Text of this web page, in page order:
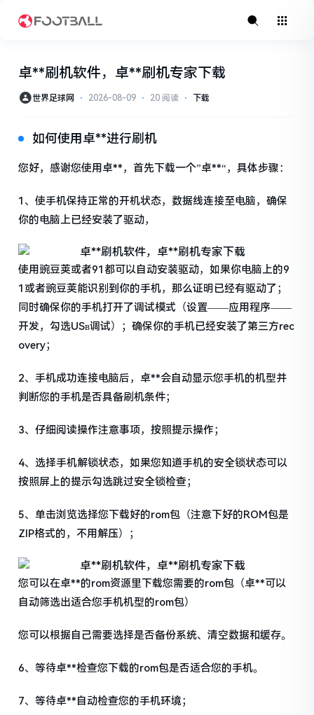
卓**刷机软件，卓**刷机专家下载
世界足球网 ⋅ 2026-08-09 ⋅ 20 阅读 ⋅ 下载
如何使用卓**进行刷机
您好，感谢您使用卓**，首先下载一个”卓**“，具体步骤：
1、使手机保持正常的开机状态，数据线连接至电脑，确保
你的电脑上已经安装了驱动，
使用豌豆荚或者91都可以自动安装驱动，如果你电脑上的9
1或者豌豆荚能识别到你的手机，那么证明已经有驱动了；
同时确保你的手机打开了调试模式（设置——应用程序——
开发，勾选USв调试）；确保你的手机已经安装了第三方rec
overy；
2、手机成功连接电脑后，卓**会自动显示您手机的机型并
判断您的手机是否具备刷机条件；
3、仔细阅读操作注意事项，按照提示操作；
4、选择手机解锁状态，如果您知道手机的安全锁状态可以
按照屏上的提示勾选跳过安全锁检查；
5、单击浏览选择您下载好的rom包（注意下好的ROM包是
ZIP格式的，不用解压）；
您可以在卓**的rom资源里下载您需要的rom包（卓**可以
自动筛选出适合您手机机型的rom包）
您可以根据自己需要选择是否备份系统、清空数据和缓存。
6、等待卓**检查您下载的rom包是否适合您的手机。
7、等待卓**自动检查您的手机环境；